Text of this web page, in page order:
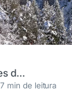
Amantes da Ferrovia
7 min de leitura